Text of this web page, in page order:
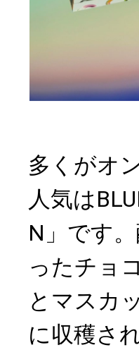
多くがオ
人気は
N」です
ったチョ
とマスカ
に収穫さ